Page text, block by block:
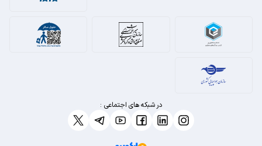
در شبکه های اجتماعی :